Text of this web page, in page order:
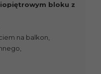
bloku z
na balkon,